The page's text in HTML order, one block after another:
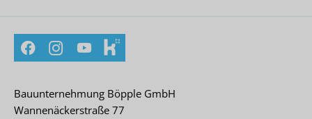
FacebookInstagram
YouTubekununu
Bauunternehmung Böpple GmbH
Wannenäckerstraße 77